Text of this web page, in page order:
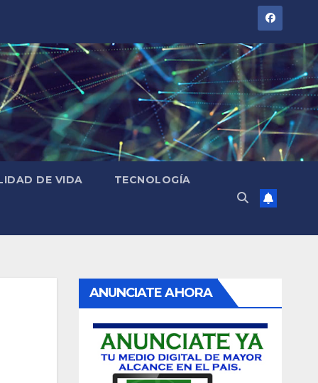
DE VIDA TECNOLOGÍA
ANUNCIATE AHORA